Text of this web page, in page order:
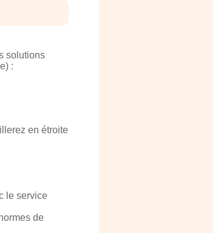
solutions
:
en étroite
le service
de